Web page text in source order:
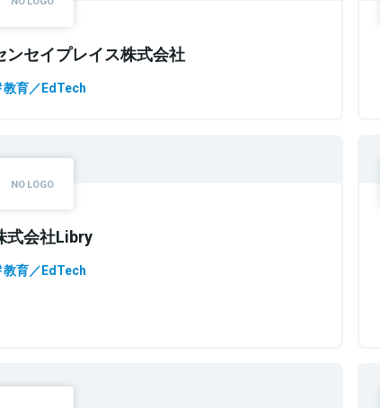
ンセイプレイス株式会社
教育／EdTech
式会社Libry
教育／EdTech